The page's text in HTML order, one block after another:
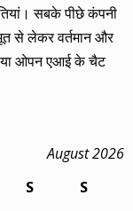
सबके पीछे कंपनी
से लेकर वर्तमान और
या ओपन एआई के चैट
August 2026
S
S